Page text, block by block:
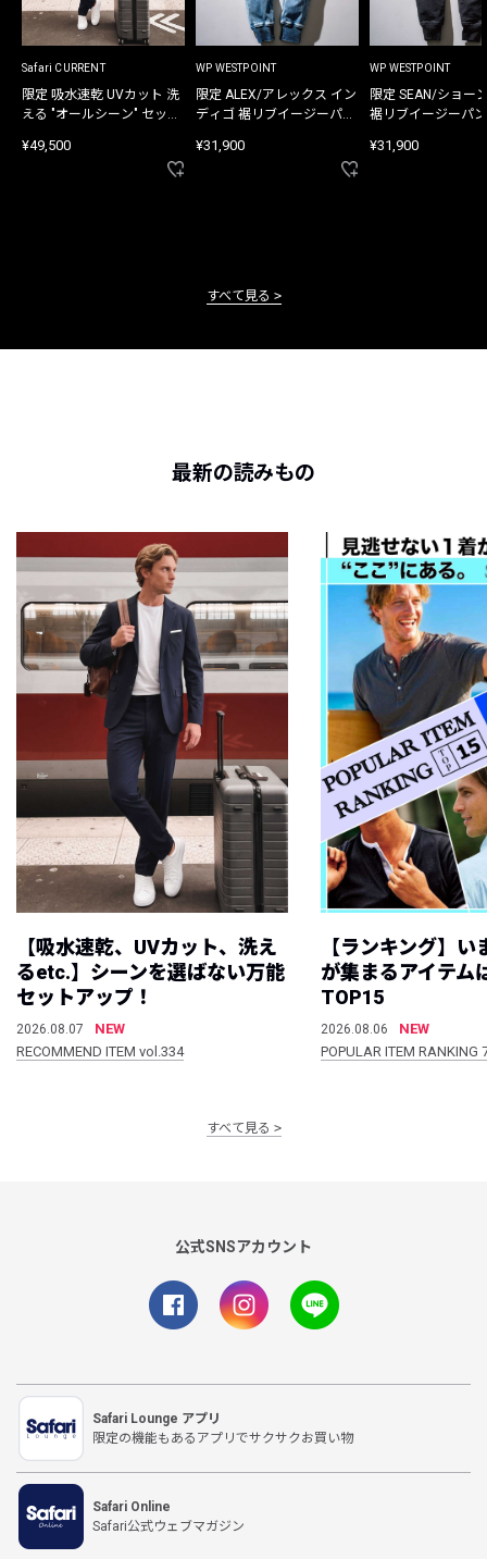
Safari CURRENT
限定 吸水速乾 UVカット 洗
える "オールシーン" セット
¥49,500
WP WESTPOINT
限定 ALEX/アレックス イン
ディゴ 裾リブイージーパン
¥31,900
WP WESTPOINT
限定 SEAN/ショー
裾リブイージーパ
¥31,900
すべて見る
最新の読みもの
【吸水速乾、UVカット、洗え
るetc.】シーンを選ばない万能
セットアップ！
2026.08.07
NEW
RECOMMEND ITEM vol.334
【ランキング】
が集まるアイテム
TOP15
2026.08.06
NEW
POPULAR ITEM
すべて見る
公式SNSアカウント
Safari Lounge アプリ
限定の機能もあるアプリでサクサクお買い物
Safari Online
Safari公式ウェブマガジン